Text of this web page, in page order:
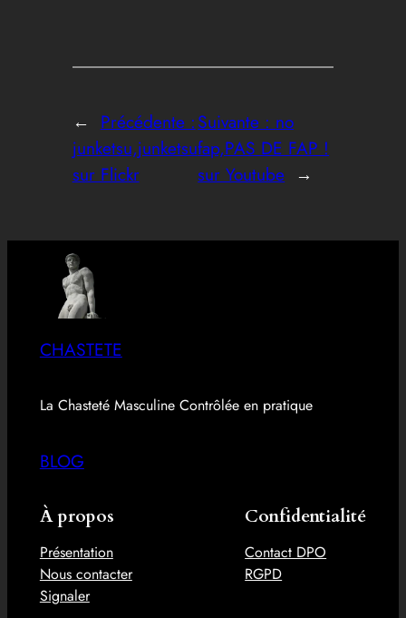
← Précédente :
junketsu,junketsu
sur Flickr
Suivante : no
fap,PAS DE FAP !
sur Youtube →
CHASTETE
La Chasteté Masculine Contrôlée en pratique
BLOG
À propos
Présentation
Nous contacter
Signaler
Confidentialité
Contact DPO
RGPD